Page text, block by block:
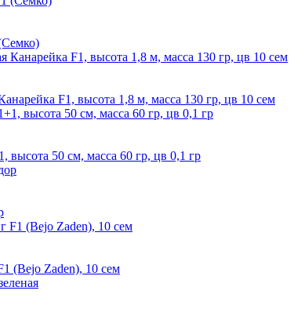
F1, высота 1,8 м, масса 130 гр, цв 10 сем
высота 50 см, масса 60 гр, цв 0,1 гр
(Bejo Zaden), 10 сем